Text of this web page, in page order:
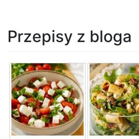
Przepisy z bloga